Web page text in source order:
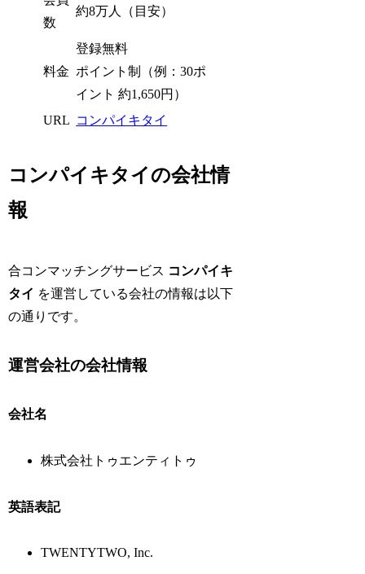
数
約8万人（目安）
料金
登録無料
ポイント制（例：30ポ
イント 約1,650円）
URL コンパイキタイ
コンパイキタイの会社情
報
合コンマッチングサービス コンパイキ
タイ を運営している会社の情報は以下
の通りです。
運営会社の会社情報
会社名
株式会社トゥエンティトゥ
英語表記
TWENTYTWO, Inc.